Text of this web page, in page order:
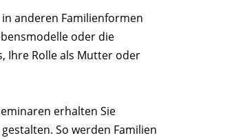
anderen Familienformen
oder die
Ihre Rolle als Mutter oder
erhalten Sie
So werden Familien